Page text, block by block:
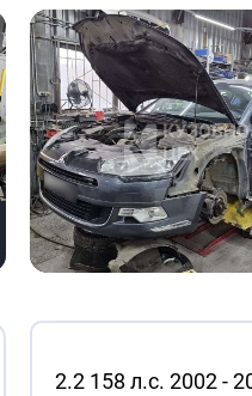
2.2 158 л.с. 2002 -